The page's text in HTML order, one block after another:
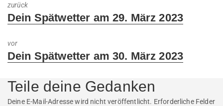
zurück
Previous
Dein Spätwetter am 29. März 2023
vor
Next
Dein Spätwetter am 30. März 2023
Teile deine Gedanken
Deine E-Mail-Adresse wird nicht veröffentlicht. Erforderliche Felder